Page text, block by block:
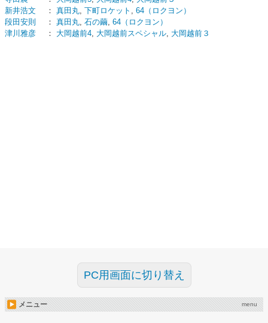
新井浩文
： 真田丸, 下町ロケット , 64（ロクヨン）
段田安則
： 真田丸, 石の繭, 64（ロクヨン）
津川雅彦
： 大岡越前4, 大岡越前スペシャル, 大岡越前３
PC用画面に切り替え
メニュー menu